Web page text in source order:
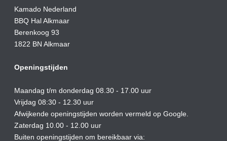
Kamado Nederland
BBQ Hal Alkmaar
Berenkoog 93
1822 BN Alkmaar
Openingstijden
Maandag t/m donderdag 08.30 - 17.00 uur
Vrijdag 08:30 - 12.30 uur
Afwijkende openingstijden worden vermeld op Google.
Zaterdag 10.00 - 12.00 uur
Buiten openingstijden om bereikbaar via: